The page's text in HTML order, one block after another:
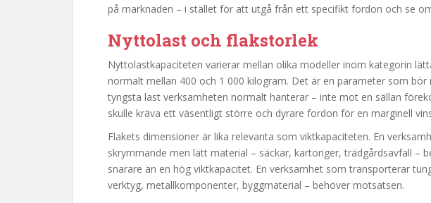
på marknaden – i stället för att utgå från ett specifikt fordon och se
Nyttolast och flakstorlek
Nyttolastkapaciteten varierar mellan olika modeller inom kategorin
normalt mellan 400 och 1 000 kilogram. Det är en parameter som
tyngsta last verksamheten normalt hanterar – inte mot en sällan
skulle kräva ett väsentligt större och dyrare fordon för en marginell
Flakets dimensioner är lika relevanta som viktkapaciteten. En
skrymmande men lätt material – säckar, kartonger, trädgårdsavfall –
snarare än en hög viktkapacitet. En verksamhet som transporterar
verktyg, metallkomponenter, byggmaterial – behöver motsatsen.